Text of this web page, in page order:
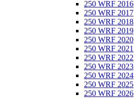
250 WRF 2016
250 WRF 2017
250 WRF 2018
250 WRF 2019
250 WRF 2020
250 WRF 2021
250 WRF 2022
250 WRF 2023
250 WRF 2024
250 WRF 2025
250 WRF 2026